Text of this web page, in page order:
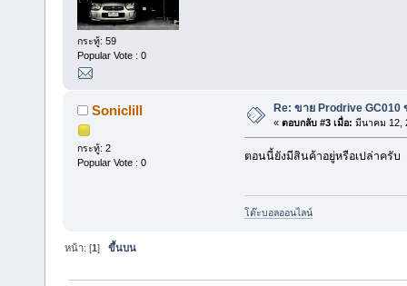
กระทู้: 59
Popular Vote : 0
Soniclill
กระทู้: 2
Popular Vote : 0
Re: ขาย Prodrive GC010
« ตอบกลับ #3 เมื่อ: มีนาคม 12,
ตอนนี้ยังมีสินค้าอยู่หรือเปล่าครับ
โต๊ะบอลออนไลน์
หน้า: [1]ขึ้นบน